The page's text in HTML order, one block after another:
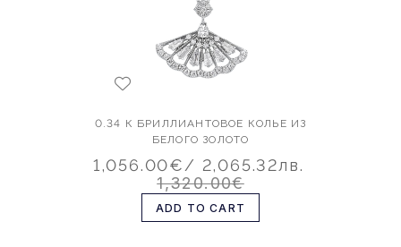
0.34 К БРИЛЛИАНТОВОЕ КОЛЬЕ ИЗ
БЕЛОГО ЗОЛОТО
1,056.00€/ 2,065.32лв.
1,320.00€
ADD TO CART